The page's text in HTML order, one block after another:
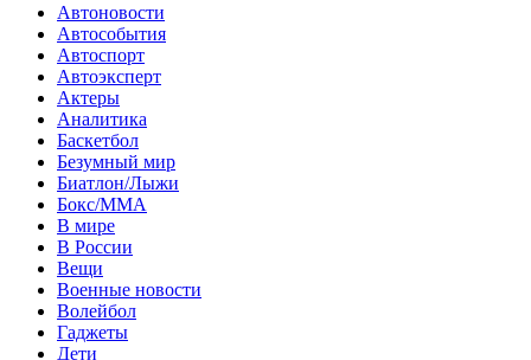
Автоновости
Автособытия
Автоспорт
Автоэксперт
Актеры
Аналитика
Баскетбол
Безумный мир
Биатлон/Лыжи
Бокс/MMA
В мире
В России
Вещи
Военные новости
Волейбол
Гаджеты
Дети